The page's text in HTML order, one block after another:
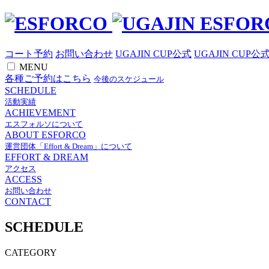
コート予約 お問い合わせ UGAJIN CUP公式 UGAJIN CUP公
MENU
各種ご予約はこちら 今後のスケジュール
SCHEDULE
活動実績
ACHIEVEMENT
エスフォルソについて
ABOUT ESFORCO
運営団体「Effort & Dream」について
EFFORT & DREAM
アクセス
ACCESS
お問い合わせ
CONTACT
SCHEDULE
CATEGORY